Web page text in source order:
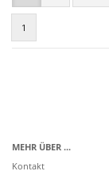
1
MEHR ÜBER ...
Kontakt